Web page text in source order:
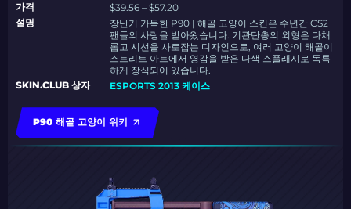
가격
$39.56 – $57.20
설명
장난기 가득한 P90 | 해골 고양이 스킨은 수년간 CS2
팬들의 사랑을 받아왔습니다. 기관단총의 외형은 다채
롭고 시선을 사로잡는 디자인으로, 여러 고양이 해골이
스트리트 아트에서 영감을 받은 다색 스플래시로 독특
하게 장식되어 있습니다.
SKIN.CLUB 상자
ESPORTS 2013 케이스
P90 해골 고양이 위키